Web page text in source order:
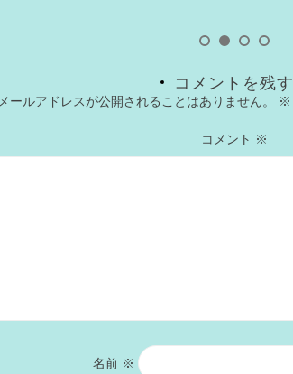
コメントを残す
メールアドレスが公開されることはありません。 ※
コメント ※
名前 ※